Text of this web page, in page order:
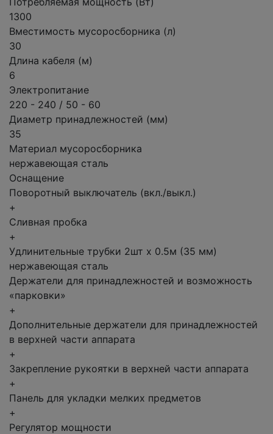
1300
Вместимость мусоросборника (л)
30
Длина кабеля (м)
6
Электропитание
220 - 240 / 50 - 60
Диаметр принадлежностей (мм)
35
Материал мусоросборника
нержавеющая сталь
Оснащение
Поворотный выключатель (вкл./выкл.)
+
Сливная пробка
+
Удлинительные трубки 2шт x 0.5м (35 мм)
нержавеющая сталь
Держатели для принадлежностей и возможность
«парковки»
+
Дополнительные держатели для принадлежностей
в верхней части аппарата
+
Закрепление рукоятки в верхней части аппарата
+
Панель для укладки мелких предметов
+
Регулятор мощности